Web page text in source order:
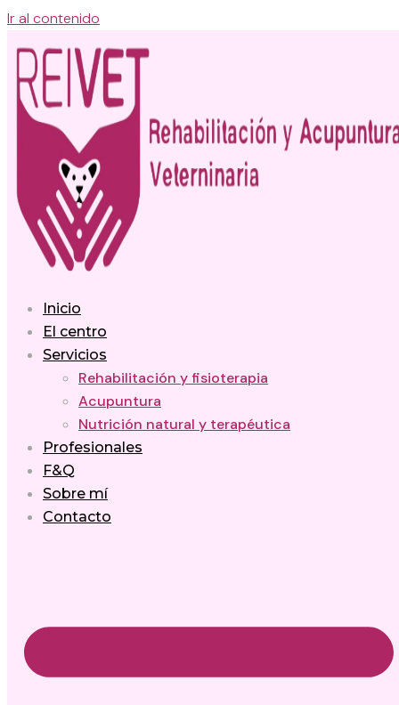
Ir al contenido
Inicio
El centro
Servicios
Rehabilitación y fisioterapia
Acupuntura
Nutrición natural y terapéutica
Profesionales
F&Q
Sobre mí
Contacto